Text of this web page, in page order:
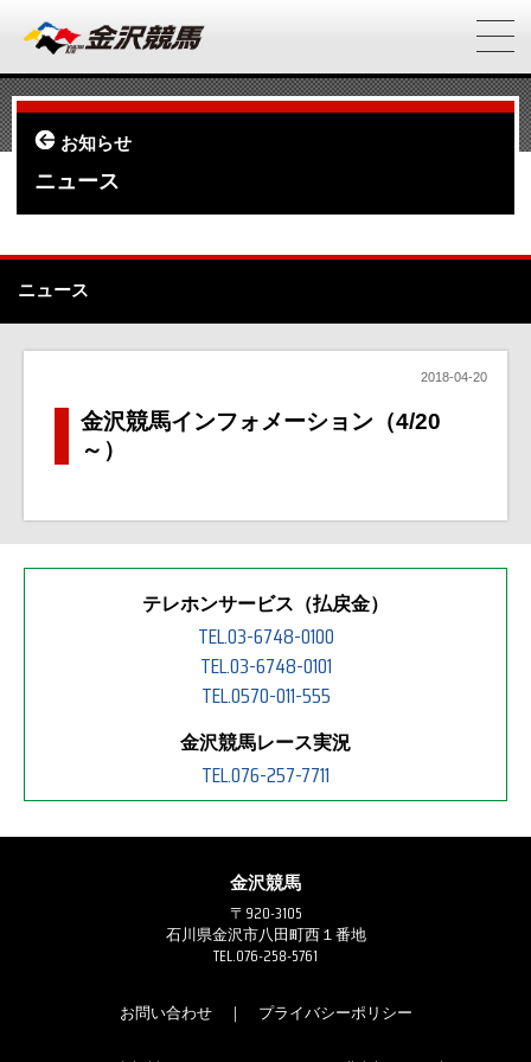
お知らせ
ニュース
ニュース
2018-04-20
金沢競馬インフォメーション（4/20
～）
テレホンサービス（払戻金）
TEL.03-6748-0100
TEL.03-6748-0101
TEL.0570-011-555
金沢競馬レース実況
TEL.076-257-7711
金沢競馬
〒920-3105
石川県金沢市八田町西１番地
TEL.076-258-5761
お問い合わせ｜ プライバシーポリシー